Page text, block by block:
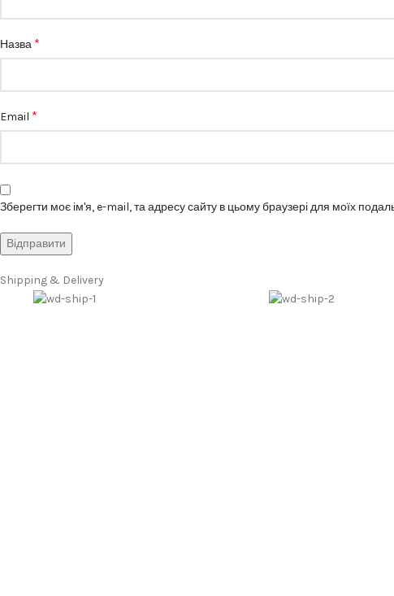
Назва *
Email *
Зберегти моє ім'я, e-mail, та адресу сайту в цьому браузері для моїх
Shipping & Delivery